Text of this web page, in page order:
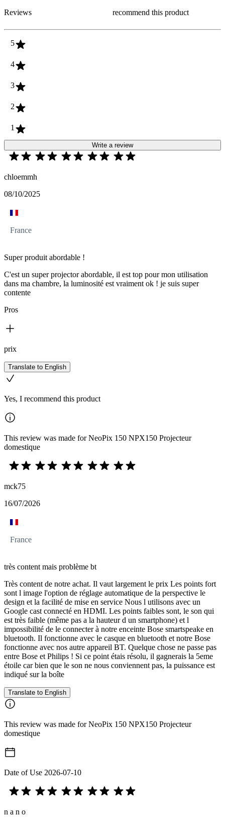
Reviews
recommend this product
5
4
3
2
1
Write a review
chloemmh
08/10/2025
France
Super produit abordable !
C'est un super projector abordable, il est top pour mon utilisation
dans ma chambre, la luminosité est vraiment ok ! je suis super
contente
Pros
prix
Translate to English
Yes, I recommend this product
This review was made for NeoPix 150 NPX150 Projecteur
domestique
mck75
16/07/2026
France
très content mais problème bt
Très content de notre achat. Il vaut largement le prix Les points fort
sont l image l'option de réglage automatique de la perspective le
design et la facilité de mise en service Nous l utilisons avec un
Google cast connecté en HDMI. Les points faibles sont, le son qui
est très faible (même pas a la hauteur d un smartphone) et l
impossibilité de le connecter à notre enceinte Bose smartspeake en
bluetooth. Il fonctionne avec le casque en bluetooth et notre Bose
fonctionne avec nos autre appareil BT. Quelque chose ne passe pas
entre Bose et Philips ! Si ce point étais résolu, il gagnerais la 5eme
étoile car bien que le son ne nous conviennent pas, la puissance est
indiqué sur la boîte
Translate to English
This review was made for NeoPix 150 NPX150 Projecteur
domestique
Date of Use 2026-07-10
n a n o